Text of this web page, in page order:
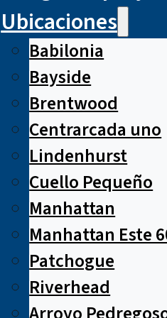
Ubicaciones
Babilonia
Bayside
Brentwood
Centrarcada uno
Lindenhurst
Cuello Pequeño
Manhattan
Manhattan Este
Patchogue
Riverhead